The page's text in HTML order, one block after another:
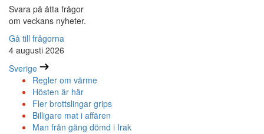
Svara på åtta frågor
om veckans nyheter.
Gå till frågorna
4 augusti 2026
Sverige
Regler om värme
Hösten är här
Fler brottslingar grips
Billigare mat i affären
Man från gäng dömd i Irak